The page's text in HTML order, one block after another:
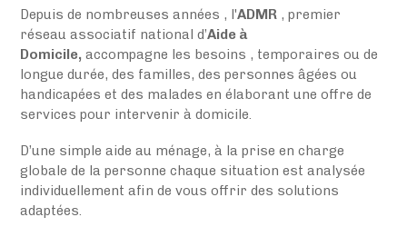
Depuis de nombreuses années , l'ADMR , premier
réseau associatif national d’Aide à
Domicile, accompagne les besoins , temporaires ou de
longue durée, des familles, des personnes âgées ou
handicapées et des malades en élaborant une offre de
services pour intervenir à domicile.
D’une simple aide au ménage, à la prise en charge
globale de la personne chaque situation est analysée
individuellement afin de vous offrir des solutions
adaptées.